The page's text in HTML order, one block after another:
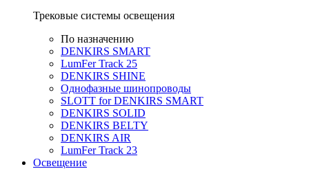
Трековые системы освещения
По назначению
DENKIRS SMART
LumFer Track 25
DENKIRS SHINE
Однофазные шинопроводы
SLOTT for DENKIRS SMART
DENKIRS SOLID
DENKIRS BELTY
DENKIRS AIR
LumFer Track 23
Освещение